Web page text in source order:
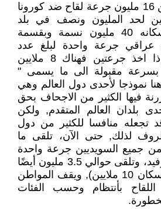
استورد العراق اكثر من 16 مليون جرعة لقاح ضد كورونا
لحد المليون ونصف في بلد
يقترب او بلغ عدد سكانه 40 مليون نسمة وبقسمة
جرعة واحدة لبلغ عدد
الملقحين 16مليون واذا اخذ جرعتين فهناك 8 ملايين
بسرعة مقبولة الى ما يسمى "
نموذجا لأحدى دول العالم وهي
فيها الكثير من الاجحاف بحق
بلدان العالم المتقدم, ولكن
تجعله منافسا للكثير من دول
لذلك, حتى الآن، تلقى ما
مليون من جميع السويديين جرعة واحدة
على الأقل من لقاح كوفيد، وتلقى حوالي 3.5 مليون أيضًا
جرعتهم الثانية (عدد السكان 10 ملايين), ويقف المواطن
بأنتظام وحسب الفئات